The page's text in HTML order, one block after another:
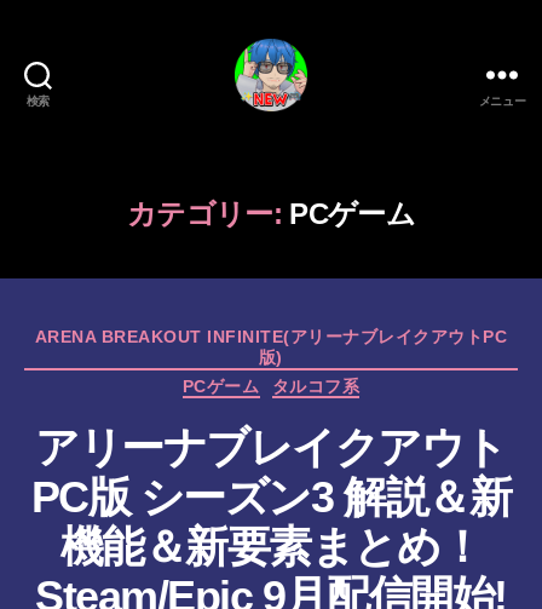
検索
ー
ム/
ジ
ッ
ト
系
さ
げ
た
ん
メニュー
カテゴリー: PCゲーム
カ
テ
ゴ
ー
ARENA BREAKOUT INFINITE(アリーナブレイクアウトPC
版)
PCゲーム
タルコフ系
アリーナブレイクアウト
PC版 シーズン3 解説＆新
機能＆新要素まとめ！
Steam/Epic 9月配信開始!